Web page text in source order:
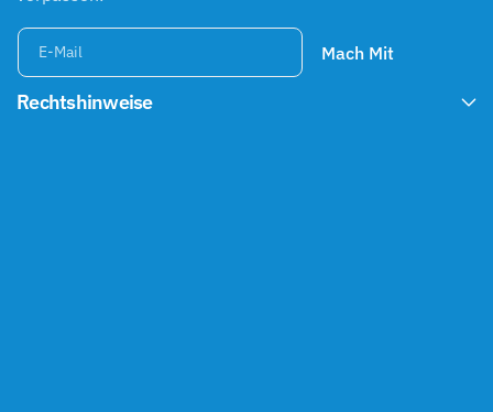
E-Mail Mach Mit
Rechtshinweise